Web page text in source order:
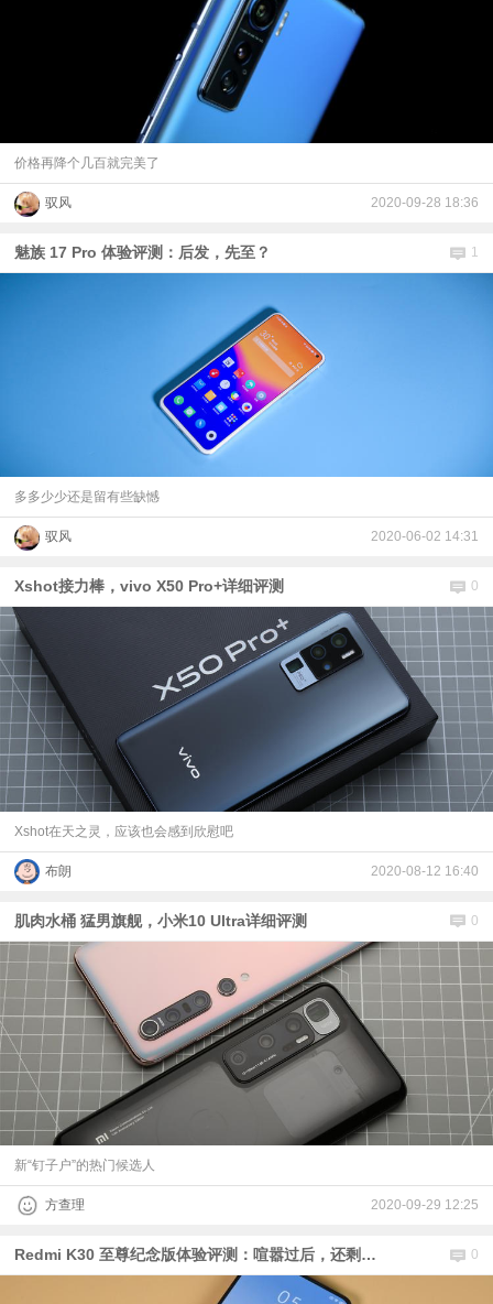
价格再降个几百就完美了
驭风 2020-09-28 18:36
魅族 17 Pro 体验评测：后发，先至？ 1
多多少少还是留有些缺憾
驭风 2020-06-02 14:31
Xshot接力棒，vivo X50 Pro+详细评测 0
Xshot在天之灵，应该也会感到欣慰吧
布朗 2020-08-12 16:40
肌肉水桶 猛男旗舰，小米10 Ultra详细评测 0
新“钉子户”的热门候选人
方查理 2020-09-29 12:25
Redmi K30 至尊纪念版体验评测：喧嚣过后，还剩几分香气？ 0